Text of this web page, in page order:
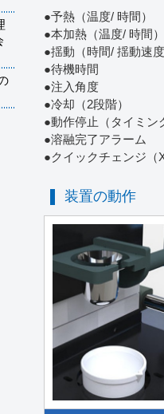
●予熱（温度/ 時間）
●本加熱（温度/ 時間）
●揺動（時間/ 揺動速度
●待機時間
●注入角度
●冷却（2段階）
●動作停止（タイミン
●溶融完了アラーム
●クイックチェンジ（
装置の動作